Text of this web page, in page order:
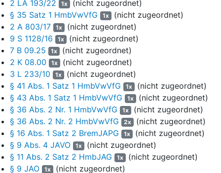
Zivilrecht III (ZR III)
2,5 P.
ZHG
3 P.
Strafrecht I (StrR I)
3,5 P.
Strafrecht II (StrR II)
5 P.
Öffentliches Recht I (ÖR I)
5 P.
Öffentliches Recht II (ÖR II)
3 P.
5
Insgesamt erzielte der Kläger zunächst eine durchschnittliche
Punktzahl von 3,5 Punkten.
6
An der Bewertung der Klausuren des Klägers nahmen auch
einzelne Prüfer bzw. eine Prüferin teil, die sich zum Zeitpunkt
der Korrektur der Aufsichtsarbeiten bereits im Ruhestand
befanden. Herr DirAG a.D. A (Zweitprüfer ZR I) war am 5.
Oktober 2015 für den Zeitraum vom 15. Oktober 2015 bis zum
2 LA 193/22
1x (nicht zugeordnet)
§ 35 Satz 1 HmbVwVfG
1x (nicht zugeordnet)
2 A 803/17
1x (nicht zugeordnet)
9 S 1128/16
1x (nicht zugeordnet)
7 B 09.25
1x (nicht zugeordnet)
2 K 08.00
1x (nicht zugeordnet)
3 L 233/10
1x (nicht zugeordnet)
§ 41 Abs. 1 Satz 1 HmbVwVfG
1x (nicht zugeordnet)
§ 43 Abs. 1 Satz 1 HmbVwVfG
1x (nicht zugeordnet)
§ 36 Abs. 2 Nr. 1 HmbVwVfG
1x (nicht zugeordnet)
§ 36 Abs. 2 Nr. 2 HmbVwVfG
2x (nicht zugeordnet)
§ 16 Abs. 1 Satz 2 BremJAPG
1x (nicht zugeordnet)
§ 9 Abs. 4 JAVO
1x (nicht zugeordnet)
§ 11 Abs. 2 Satz 2 HmbJAG
1x (nicht zugeordnet)
§ 9 JAO
1x (nicht zugeordnet)